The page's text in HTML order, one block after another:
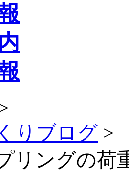
りブログ >
リングの荷